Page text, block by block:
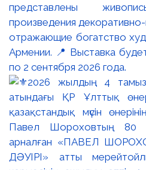
представлены
произведения
отражающие богатство
Армении. 📍 Выставка
по 2 сентября 2026 года.